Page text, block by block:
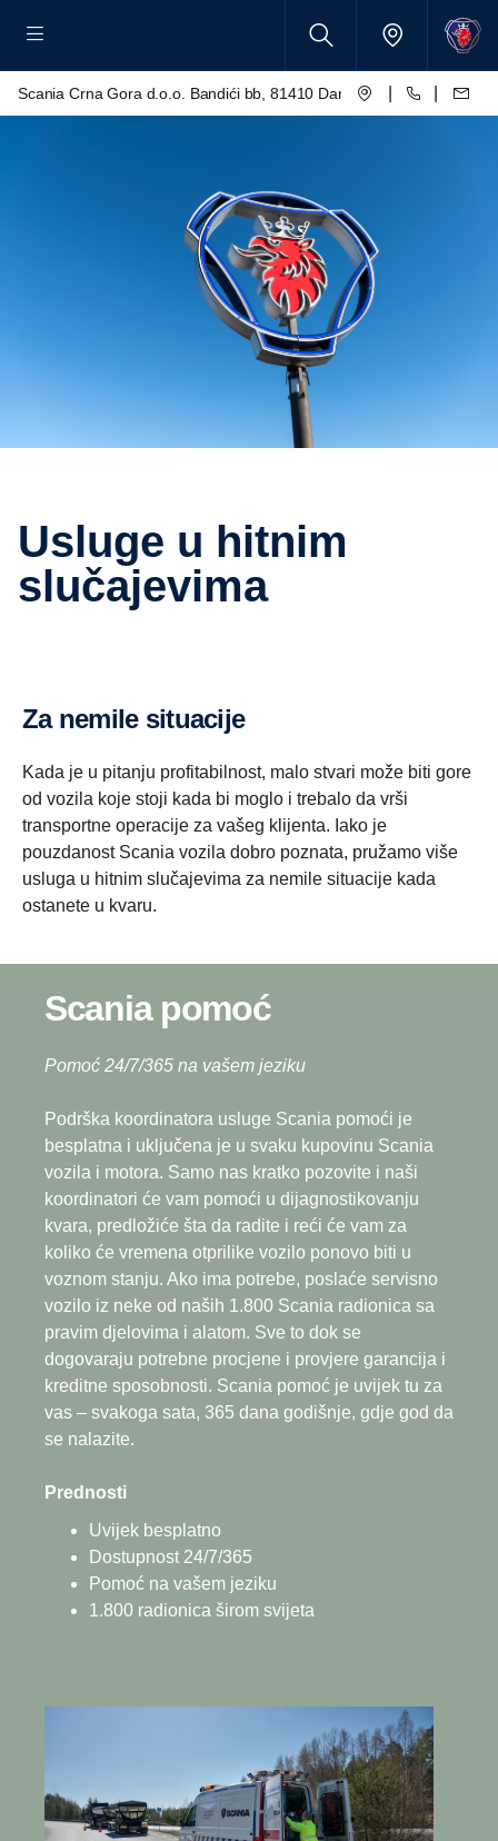
Scania Crna Gora d.o.o. Bandići bb, 81410 Danilovgrad
Usluge u hitnim
slučajevima
Za nemile situacije
Kada je u pitanju profitabilnost, malo stvari može biti gore
od vozila koje stoji kada bi moglo i trebalo da vrši
transportne operacije za vašeg klijenta. Iako je
pouzdanost Scania vozila dobro poznata, pružamo više
usluga u hitnim slučajevima za nemile situacije kada
ostanete u kvaru.
Scania pomoć
Pomoć 24/7/365 na vašem jeziku
Podrška koordinatora usluge Scania pomoći je
besplatna i uključena je u svaku kupovinu Scania
vozila i motora. Samo nas kratko pozovite i naši
koordinatori će vam pomoći u dijagnostikovanju
kvara, predložiće šta da radite i reći će vam za
koliko će vremena otprilike vozilo ponovo biti u
voznom stanju. Ako ima potrebe, poslaće servisno
vozilo iz neke od naših 1.800 Scania radionica sa
pravim djelovima i alatom. Sve to dok se
dogovaraju potrebne procjene i provjere garancija i
kreditne sposobnosti. Scania pomoć je uvijek tu za
vas – svakoga sata, 365 dana godišnje, gdje god da
se nalazite.
Prednosti
Uvijek besplatno
Dostupnost 24/7/365
Pomoć na vašem jeziku
1.800 radionica širom svijeta